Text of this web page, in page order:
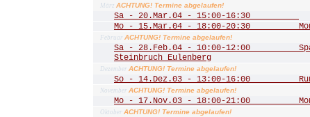
März ACHTUNG! Termine abgelaufen!
Sa - 20.Mar.04 - 15:00-16:30
Mo - 15.Mar.04 - 18:00-20:30
Februar ACHTUNG! Termine abgelaufen!
Sa - 28.Feb.04 - 10:00-12:00
Steinbruch Eulenberg
Dezember ACHTUNG! Termine abgelaufen!
So - 14.Dez.03 - 13:00-16:00 Rund
November ACHTUNG! Termine abgelaufen!
Mo - 17.Nov.03 - 18:00-21:00
Oktober ACHTUNG! Termine abgelaufen!